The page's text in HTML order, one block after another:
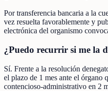
Por transferencia bancaria a la
vez resuelta favorablemente y
electrónica del organismo
¿Puedo recurrir si me la
Sí. Frente a la resolución
el plazo de 1 mes ante el órgano
contencioso-administrativo en 2